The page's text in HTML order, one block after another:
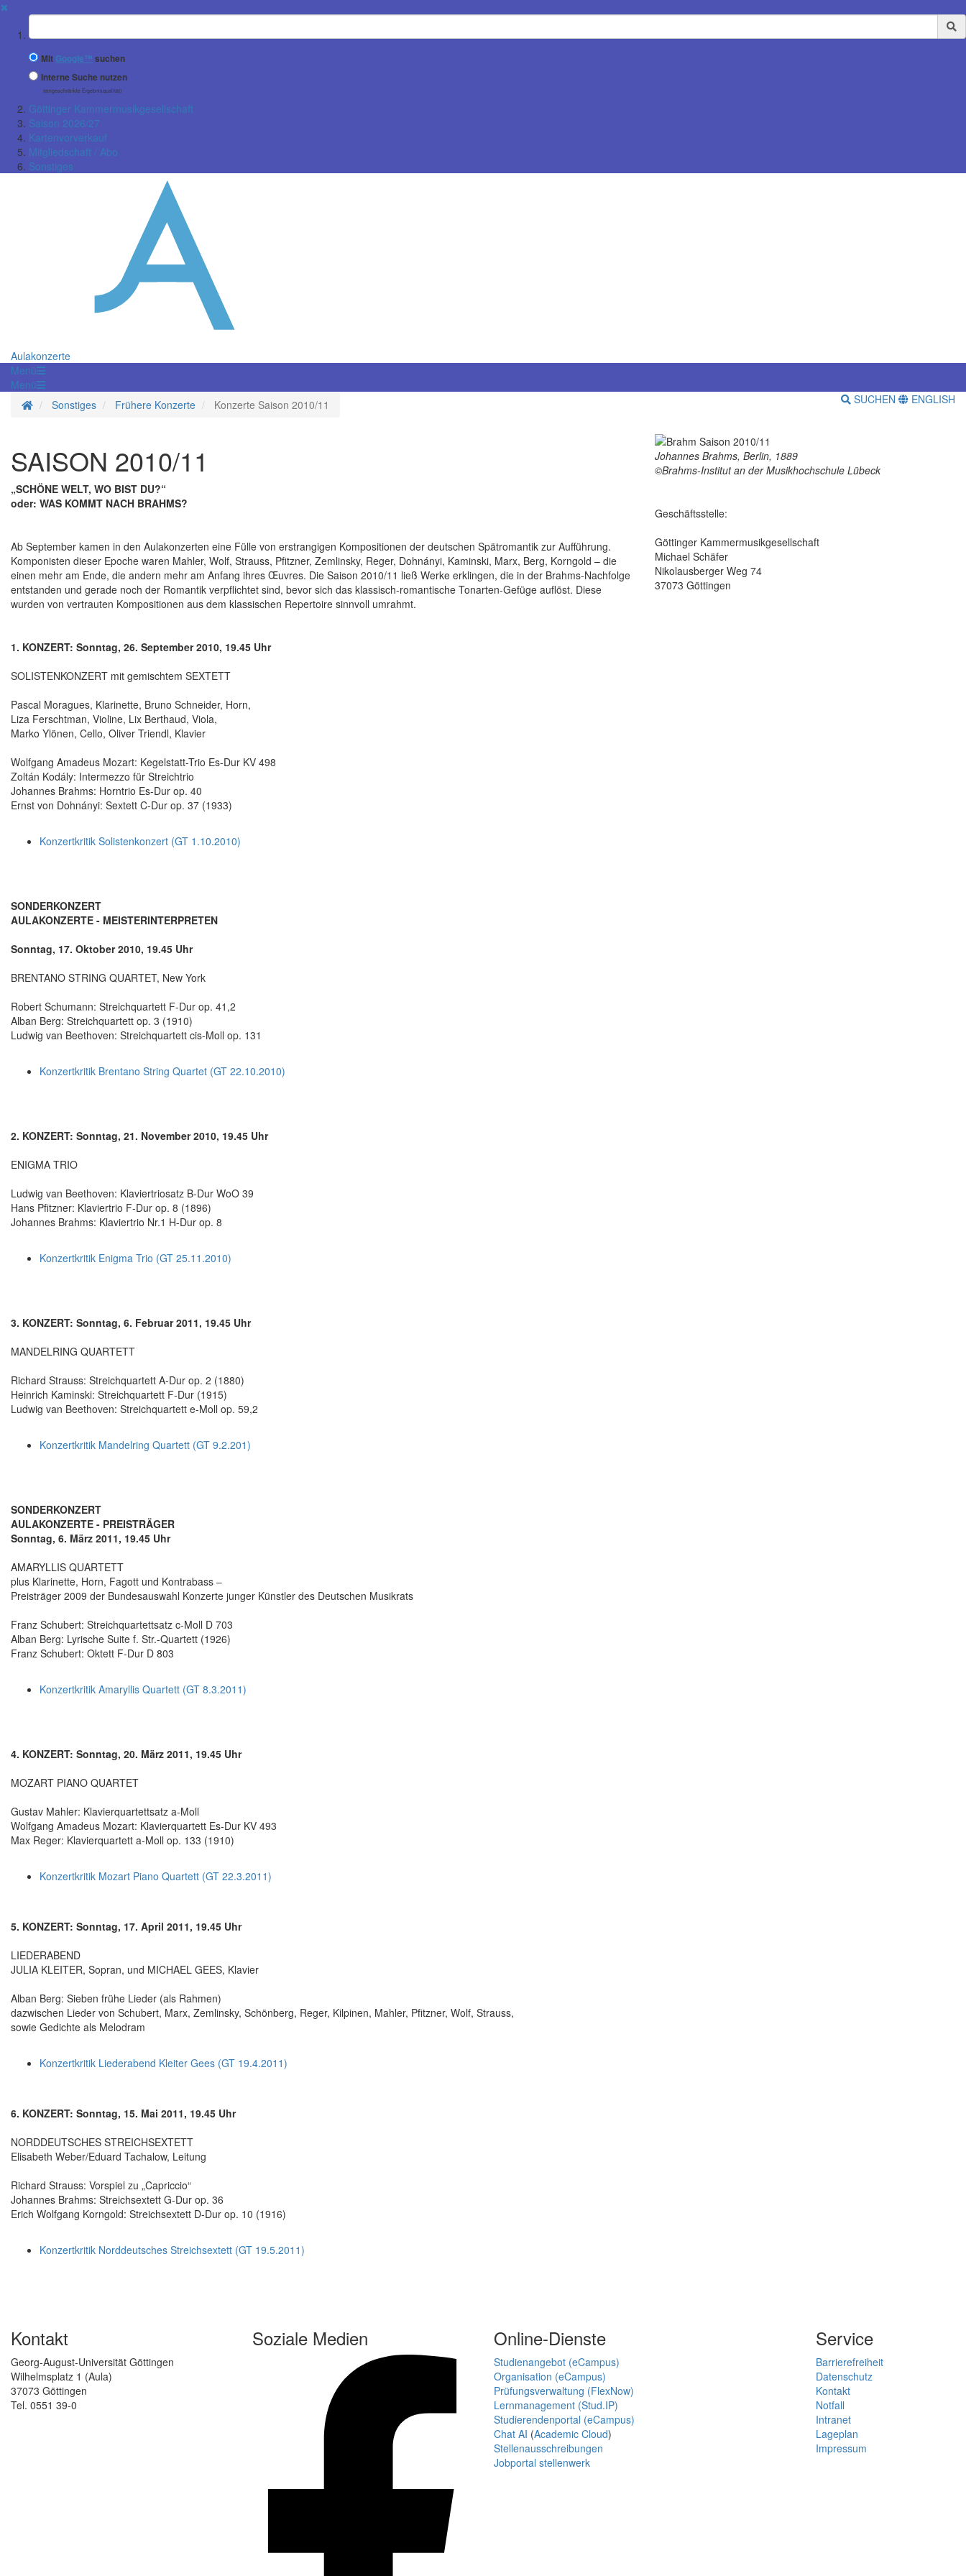
✖
Suchbegriff
Mit Google™ suchen
Interne Suche nutzen
(eingeschränkte Ergebnisqualität)
Göttinger Kammermusikgesellschaft
Saison 2026/27
Kartenvorverkauf
Mitgliedschaft / Abo
Sonstiges
Aulakonzerte
Menü
Menü
Startseite
Sonstiges Frühere Konzerte Konzerte Saison 2010/11 SUCHEN ENGLISH
SAISON 2010/11
„SCHÖNE WELT, WO BIST DU?“
oder: WAS KOMMT NACH BRAHMS?
Ab September kamen in den Aulakonzerten eine Fülle von erstrangigen Kompositionen der deutschen Spätromantik zur Aufführung.
Komponisten dieser Epoche waren Mahler, Wolf, Strauss, Pfitzner, Zemlinsky, Reger, Dohnányi, Kaminski, Marx, Berg, Korngold – die
einen mehr am Ende, die andern mehr am Anfang ihres Œuvres. Die Saison 2010/11 ließ Werke erklingen, die in der Brahms-Nachfolge
entstanden und gerade noch der Romantik verpflichtet sind, bevor sich das klassisch-romantische Tonarten-Gefüge auflöst. Diese
wurden von vertrauten Kompositionen aus dem klassischen Repertoire sinnvoll umrahmt.
1. KONZERT: Sonntag, 26. September 2010, 19.45 Uhr
SOLISTENKONZERT mit gemischtem SEXTETT
Pascal Moragues, Klarinette, Bruno Schneider, Horn,
Liza Ferschtman, Violine, Lix Berthaud, Viola,
Marko Ylönen, Cello, Oliver Triendl, Klavier
Wolfgang Amadeus Mozart: Kegelstatt-Trio Es-Dur KV 498
Zoltán Kodály: Intermezzo für Streichtrio
Johannes Brahms: Horntrio Es-Dur op. 40
Ernst von Dohnányi: Sextett C-Dur op. 37 (1933)
Konzertkritik Solistenkonzert (GT 1.10.2010)
SONDERKONZERT
AULAKONZERTE - MEISTERINTERPRETEN
Sonntag, 17. Oktober 2010, 19.45 Uhr
BRENTANO STRING QUARTET, New York
Robert Schumann: Streichquartett F-Dur op. 41,2
Alban Berg: Streichquartett op. 3 (1910)
Ludwig van Beethoven: Streichquartett cis-Moll op. 131
Konzertkritik Brentano String Quartet (GT 22.10.2010)
2. KONZERT: Sonntag, 21. November 2010, 19.45 Uhr
ENIGMA TRIO
Ludwig van Beethoven: Klaviertriosatz B-Dur WoO 39
Hans Pfitzner: Klaviertrio F-Dur op. 8 (1896)
Johannes Brahms: Klaviertrio Nr.1 H-Dur op. 8
Konzertkritik Enigma Trio (GT 25.11.2010)
3. KONZERT: Sonntag, 6. Februar 2011, 19.45 Uhr
MANDELRING QUARTETT
Richard Strauss: Streichquartett A-Dur op. 2 (1880)
Heinrich Kaminski: Streichquartett F-Dur (1915)
Ludwig van Beethoven: Streichquartett e-Moll op. 59,2
Konzertkritik Mandelring Quartett (GT 9.2.201)
SONDERKONZERT
AULAKONZERTE - PREISTRÄGER
Sonntag, 6. März 2011, 19.45 Uhr
AMARYLLIS QUARTETT
plus Klarinette, Horn, Fagott und Kontrabass ‒
Preisträger 2009 der Bundesauswahl Konzerte junger Künstler des Deutschen Musikrats
Franz Schubert: Streichquartettsatz c-Moll D 703
Alban Berg: Lyrische Suite f. Str.-Quartett (1926)
Franz Schubert: Oktett F-Dur D 803
Konzertkritik Amaryllis Quartett (GT 8.3.2011)
4. KONZERT: Sonntag, 20. März 2011, 19.45 Uhr
MOZART PIANO QUARTET
Gustav Mahler: Klavierquartettsatz a-Moll
Wolfgang Amadeus Mozart: Klavierquartett Es-Dur KV 493
Max Reger: Klavierquartett a-Moll op. 133 (1910)
Konzertkritik Mozart Piano Quartett (GT 22.3.2011)
5. KONZERT: Sonntag, 17. April 2011, 19.45 Uhr
LIEDERABEND
JULIA KLEITER, Sopran, und MICHAEL GEES, Klavier
Alban Berg: Sieben frühe Lieder (als Rahmen)
dazwischen Lieder von Schubert, Marx, Zemlinsky, Schönberg, Reger, Kilpinen, Mahler, Pfitzner, Wolf, Strauss,
sowie Gedichte als Melodram
Konzertkritik Liederabend Kleiter Gees (GT 19.4.2011)
6. KONZERT: Sonntag, 15. Mai 2011, 19.45 Uhr
NORDDEUTSCHES STREICHSEXTETT
Elisabeth Weber/Eduard Tachalow, Leitung
Richard Strauss: Vorspiel zu „Capriccio“
Johannes Brahms: Streichsextett G-Dur op. 36
Erich Wolfgang Korngold: Streichsextett D-Dur op. 10 (1916)
Konzertkritik Norddeutsches Streichsextett (GT 19.5.2011)
Johannes Brahms, Berlin, 1889
©Brahms-Institut an der Musikhochschule Lübeck
Geschäftsstelle:
Göttinger Kammermusikgesellschaft
Michael Schäfer
Nikolausberger Weg 74
37073 Göttingen
Kontakt
Georg-August-Universität Göttingen
Wilhelmsplatz 1 (Aula)
37073 Göttingen
Tel. 0551 39-0
Soziale Medien Online-Dienste
Studienangebot (eCampus)
Organisation (eCampus)
Prüfungsverwaltung (FlexNow)
Lernmanagement (Stud.IP)
Studierendenportal (eCampus)
Chat AI (Academic Cloud)
Stellenausschreibungen
Jobportal stellenwerk
Service
Barrierefreiheit
Datenschutz
Kontakt
Notfall
Intranet
Lageplan
Impressum